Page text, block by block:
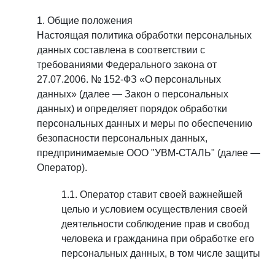
Общие положения
Настоящая политика обработки персональных
данных составлена в соответствии с
требованиями Федерального закона от
27.07.2006. № 152-ФЗ «О персональных
данных» (далее — Закон о персональных
данных) и определяет порядок обработки
персональных данных и меры по обеспечению
безопасности персональных данных,
предпринимаемые ООО "УВМ-СТАЛЬ" (далее —
Оператор).
Оператор ставит своей важнейшей
целью и условием осуществления своей
деятельности соблюдение прав и свобод
человека и гражданина при обработке его
персональных данных, в том числе защиты